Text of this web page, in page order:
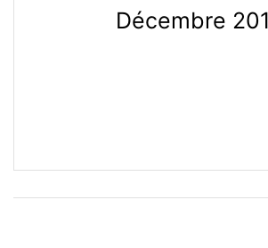
Décembre